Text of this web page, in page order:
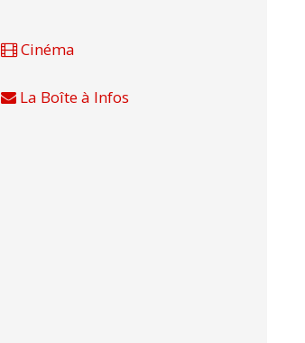
Cinéma
La Boîte à Infos